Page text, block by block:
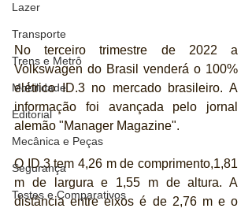
Lazer
Transporte
Trens e Metrô
Mobilidade
Editorial
Mecânica e Peças
Segurança
Testes e Comparativos
No terceiro trimestre de 2022 a
Volkswagen do Brasil venderá o 100%
elétrico ID.3 no mercado brasileiro. A
informação foi avançada pelo jornal
alemão "Manager Magazine".
O ID.3 tem 4,26 m de comprimento,1,81
m de largura e 1,55 m de altura. A
distância entre eixos é de 2,76 m e o